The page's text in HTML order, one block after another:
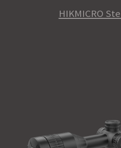
HIKMICRO